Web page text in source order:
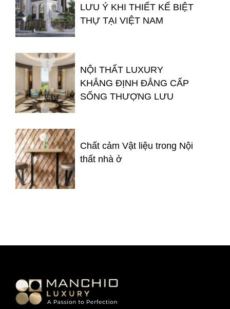
LƯU Ý KHI THIẾT KẾ BIỆT
THỰ TẠI VIỆT NAM
NỘI THẤT LUXURY
KHẲNG ĐỊNH ĐẲNG CẤP
SỐNG THƯỢNG LƯU
Chất cảm Vật liệu trong Nội
thất nhà ở